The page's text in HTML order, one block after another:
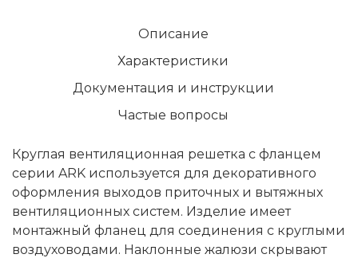
Описание
Характеристики
Документация и инструкции
Частые вопросы
Круглая вентиляционная решетка с фланцем
серии ARK используется для декоративного
оформления выходов приточных и вытяжных
вентиляционных систем. Изделие имеет
монтажный фланец для соединения с круглыми
воздуховодами. Наклонные жалюзи скрывают